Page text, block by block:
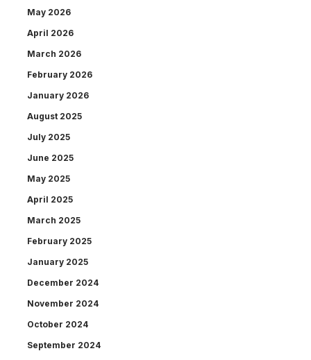
May 2026
April 2026
March 2026
February 2026
January 2026
August 2025
July 2025
June 2025
May 2025
April 2025
March 2025
February 2025
January 2025
December 2024
November 2024
October 2024
September 2024